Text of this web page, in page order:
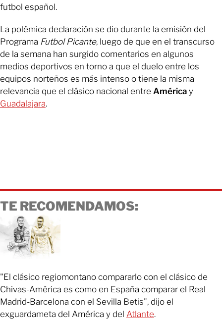
futbol español.
La polémica declaración se dio durante la emisión del
Programa Futbol Picante, luego de que en el transcurso
de la semana han surgido comentarios en algunos
medios deportivos en torno a que el duelo entre los
equipos norteños es más intenso o tiene la misma
relevancia que el clásico nacional entre América y
Guadalajara.
TE RECOMENDAMOS:
"El clásico regiomontano compararlo con el clásico de
Chivas-América es como en España comparar el Real
Madrid-Barcelona con el Sevilla Betis", dijo el
exguardameta del América y del Atlante.